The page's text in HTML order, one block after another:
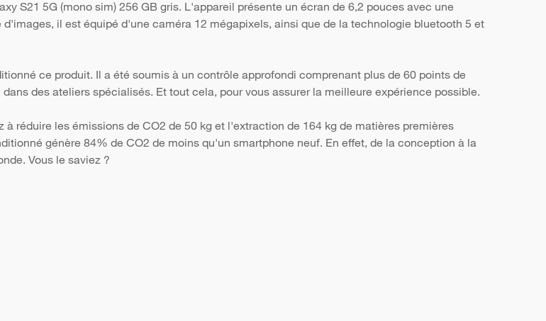
S21 5G (mono sim) 256 GB gris. L'appareil présente un écran de 6,2 pouces avec une
il est équipé d'une caméra 12 mégapixels, ainsi que de la technologie bluetooth 5 et
ce produit. Il a été soumis à un contrôle approfondi comprenant plus de 60 points de
des ateliers spécialisés. Et tout cela, pour vous assurer la meilleure expérience possible.
réduire les émissions de CO2 de 50 kg et l'extraction de 164 kg de matières premières
génère 84% de CO2 de moins qu'un smartphone neuf. En effet, de la conception à la
Vous le saviez ?